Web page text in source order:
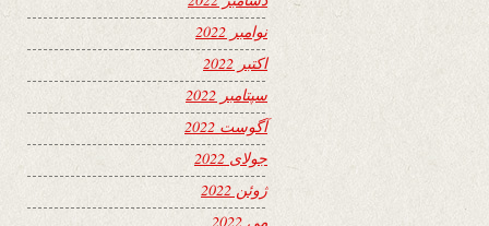
نوامبر 2022
اکتبر 2022
سپتامبر 2022
آگوست 2022
جولای 2022
ژوئن 2022
می 2022